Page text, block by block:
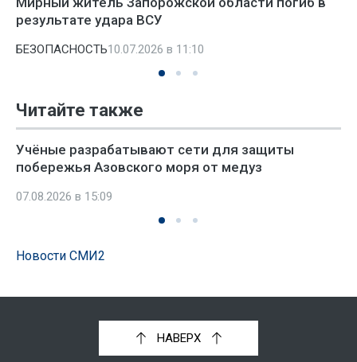
результате удара ВСУ
БЕЗОПАСНОСТЬ10.07.2026 в 11:10
Читайте также
Учёные разрабатывают сети для защиты
побережья Азовского моря от медуз
07.08.2026 в 15:09
Новости СМИ2
НАВЕРХ